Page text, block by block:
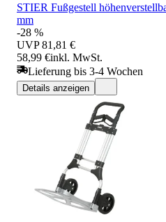
STIER Fußgestell
mm
-28 %
UVP 81,81 €
58,99 €inkl. MwSt.
Lieferung bis 3-4 Wochen
Details anzeigen